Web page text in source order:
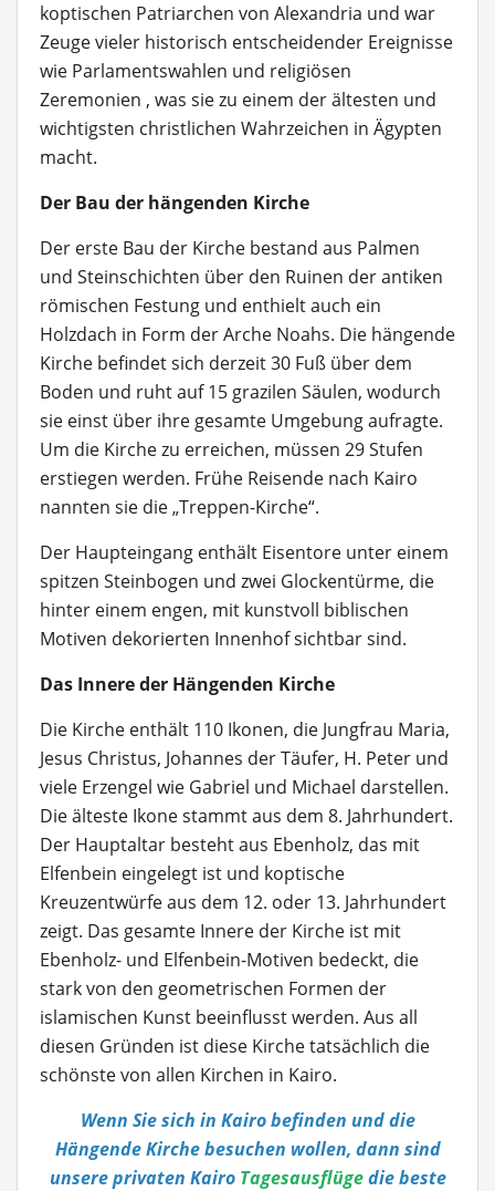
koptischen Patriarchen von Alexandria und war
Zeuge vieler historisch entscheidender Ereignisse
wie Parlamentswahlen und religiösen
Zeremonien , was sie zu einem der ältesten und
wichtigsten christlichen Wahrzeichen in Ägypten
macht.
Der Bau der hängenden Kirche
Der erste Bau der Kirche bestand aus Palmen
und Steinschichten über den Ruinen der antiken
römischen Festung und enthielt auch ein
Holzdach in Form der Arche Noahs. Die hängende
Kirche befindet sich derzeit 30 Fuß über dem
Boden und ruht auf 15 grazilen Säulen, wodurch
sie einst über ihre gesamte Umgebung aufragte.
Um die Kirche zu erreichen, müssen 29 Stufen
erstiegen werden. Frühe Reisende nach Kairo
nannten sie die „Treppen-Kirche“.
Der Haupteingang enthält Eisentore unter einem
spitzen Steinbogen und zwei Glockentürme, die
hinter einem engen, mit kunstvoll biblischen
Motiven dekorierten Innenhof sichtbar sind.
Das Innere der Hängenden Kirche
Die Kirche enthält 110 Ikonen, die Jungfrau Maria,
Jesus Christus, Johannes der Täufer, H. Peter und
viele Erzengel wie Gabriel und Michael darstellen.
Die älteste Ikone stammt aus dem 8. Jahrhundert.
Der Hauptaltar besteht aus Ebenholz, das mit
Elfenbein eingelegt ist und koptische
Kreuzentwürfe aus dem 12. oder 13. Jahrhundert
zeigt. Das gesamte Innere der Kirche ist mit
Ebenholz- und Elfenbein-Motiven bedeckt, die
stark von den geometrischen Formen der
islamischen Kunst beeinflusst werden. Aus all
diesen Gründen ist diese Kirche tatsächlich die
schönste von allen Kirchen in Kairo.
Wenn Sie sich in Kairo befinden und die
Hängende Kirche besuchen wollen, dann sind
unsere privaten Kairo Tagesausflügedie beste